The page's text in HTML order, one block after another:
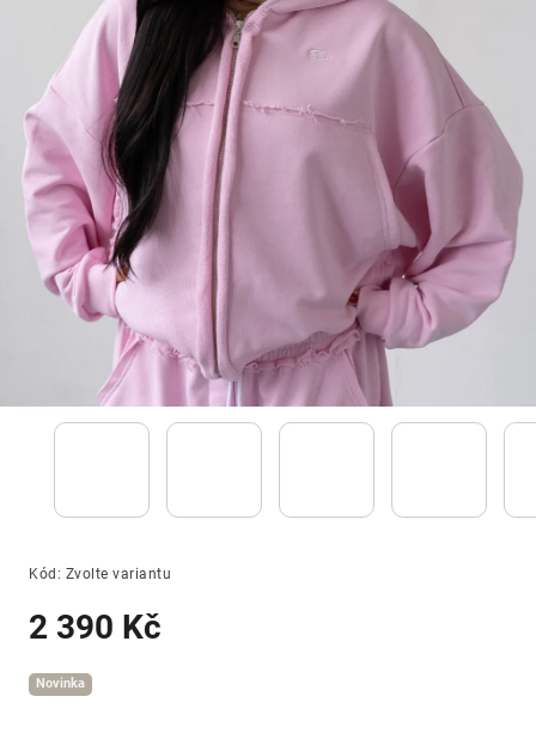
Kód: Zvolte variantu
2 390 Kč
Novinka